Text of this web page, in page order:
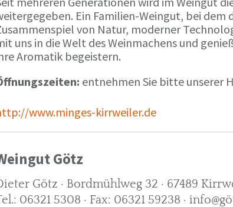
Ein Familien-Weingut, bei dem
von Natur, moderner
uns in die Welt des Weinmachens und
Aromatik begeistern.
entnehmen Sie bitte unserer
www.minges-kirrweiler.de
Götz
Götz · Bordmühlweg 32 · 67489
06321 5308 · Fax: 06321 59238 ·